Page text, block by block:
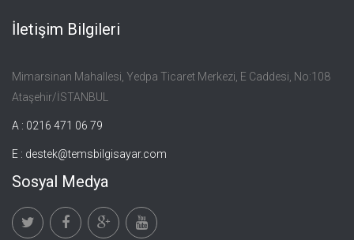
İletişim Bilgileri
Mimarsinan Mahallesi, Yedpa Ticaret Merkezi, E Caddesi, No:108
Ataşehir/İSTANBUL
A : 0216 471 06 79
E : destek@temsbilgisayar.com
Sosyal Medya